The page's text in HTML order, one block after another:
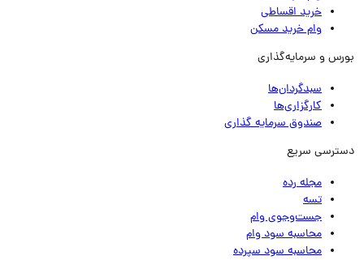
خرید اقساطی
وام خرید مسکن
و سرمایه‌گذاری
سبدگردان‌ها
کارگزاری‌ها
صندوق سرمایه گذاری
سریع
مجله رده
تسه
جست‌وجوی وام
محاسبه سود وام
محاسبه سود سپرده